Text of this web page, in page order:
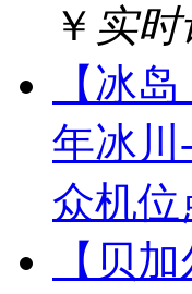
￥ 实
【冰
年冰川
众机位
【贝